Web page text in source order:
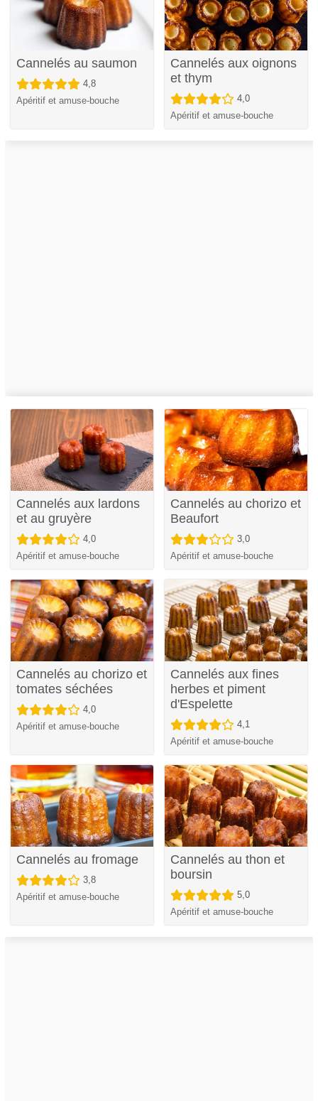
Cannelés au saumon
4,8
Apéritif et amuse-bouche
Cannelés aux oignons
et thym
4,0
Apéritif et amuse-bouche
Cannelés aux lardons
et au gruyère
4,0
Apéritif et amuse-bouche
Cannelés au chorizo et
Beaufort
3,0
Apéritif et amuse-bouche
Cannelés au chorizo et
tomates séchées
4,0
Apéritif et amuse-bouche
Cannelés aux fines
herbes et piment
d'Espelette
4,1
Apéritif et amuse-bouche
Cannelés au fromage
3,8
Apéritif et amuse-bouche
Cannelés au thon et
boursin
5,0
Apéritif et amuse-bouche